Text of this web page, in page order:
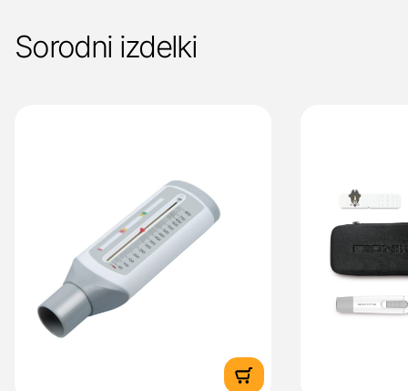
Sorodni izdelki